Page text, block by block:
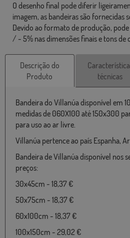
O desenho final pode diferir
imagem, as bandeiras são fornecidas
Devido ao formato de produção,
/ - 5% nas dimensões finais e tons de
Descrição do
Produto
técnicas
Bandeira do Villanúa disponível em
medidas de 060X100 até 150x300
para uso ao ar livre.
Villanúa pertence ao país Espanha,
Bandeira de Villanúa disponível nos
preços:
30x45cm - 18,37 €
50x75cm - 18,37 €
60x100cm - 18,37 €
100x150cm - 29,02 €